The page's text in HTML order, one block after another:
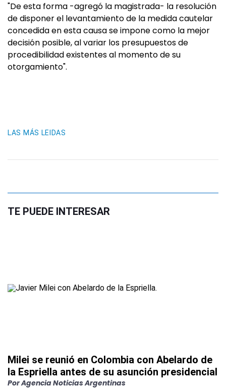
"De esta forma -agregó la magistrada- la resolución
de disponer el levantamiento de la medida cautelar
concedida en esta causa se impone como la mejor
decisión posible, al variar los presupuestos de
procedibilidad existentes al momento de su
otorgamiento".
LAS MÁS LEIDAS
TE PUEDE INTERESAR
Milei se reunió en Colombia con Abelardo de
la Espriella antes de su asunción presidencial
PorAgencia Noticias Argentinas